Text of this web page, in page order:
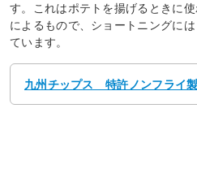
す。これはポテトを揚げるときに
によるもので、ショートニングに
ています。
九州チップス 特許ノンフライ